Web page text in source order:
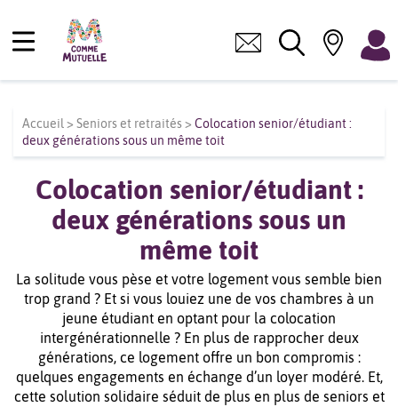
Accueil > Seniors et retraités> Colocation senior/étudiant :
deux générations sous un même toit
Colocation senior/étudiant :
deux générations sous un
même toit
La solitude vous pèse et votre logement vous semble bien
trop grand ? Et si vous louiez une de vos chambres à un
jeune étudiant en optant pour la colocation
intergénérationnelle ? En plus de rapprocher deux
générations, ce logement offre un bon compromis :
quelques engagements en échange d’un loyer modéré. Et,
cette solution solidaire séduit de plus en plus de seniors et